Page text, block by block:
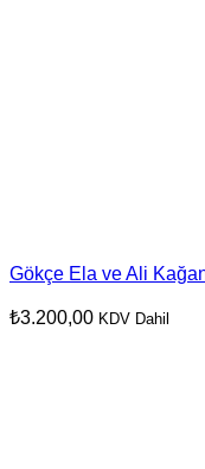
Gökçe Ela ve Ali
₺3.200,00 KDV Dahil